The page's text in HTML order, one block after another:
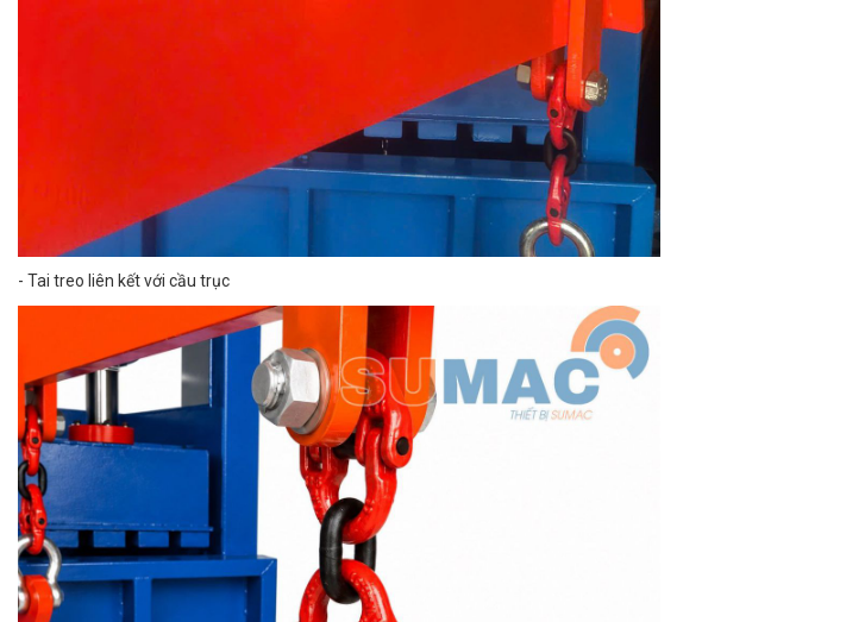
- Tai treo liên kết với cầu trục